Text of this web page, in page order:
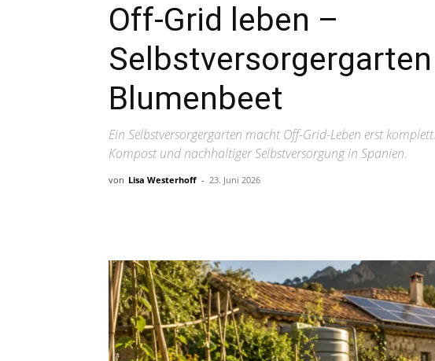
Off-Grid leben –
Blumenbeet
Ein Selbstversorgergarten macht Off-Grid-Leben erst
Kompost und nachhaltiger Selbstversorgung in Spanien.
von Lisa Westerhoff - 23. Juni 2026